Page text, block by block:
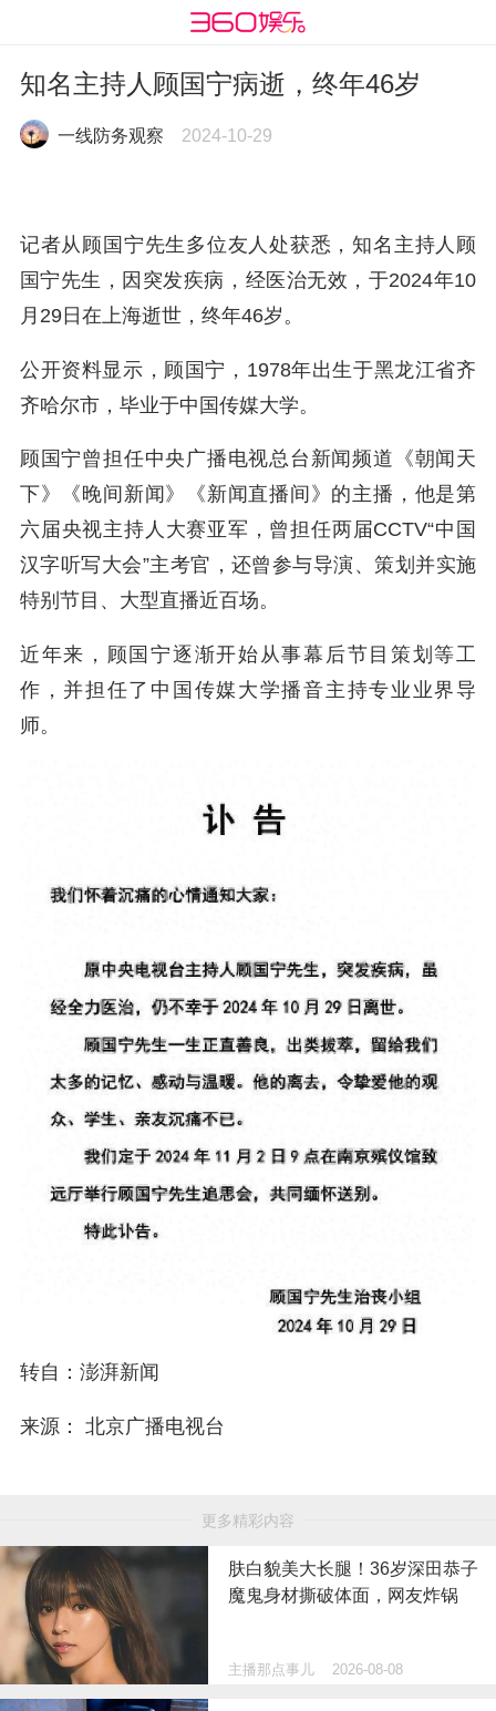
知名主持人顾国宁病逝，终年46岁
一线防务观察 2024-10-29
记者从顾国宁先生多位友人处获悉，知名主持人顾
国宁先生，因突发疾病，经医治无效，于2024年10
月29日在上海逝世，终年46岁。
公开资料显示，顾国宁，1978年出生于黑龙江省齐
齐哈尔市，毕业于中国传媒大学。
顾国宁曾担任中央广播电视总台新闻频道《朝闻天
下》《晚间新闻》《新闻直播间》的主播，他是第
六届央视主持人大赛亚军，曾担任两届CCTV“中国
汉字听写大会”主考官，还曾参与导演、策划并实施
特别节目、大型直播近百场。
近年来，顾国宁逐渐开始从事幕后节目策划等工
作，并担任了中国传媒大学播音主持专业业界导
师。
转自：澎湃新闻
来源： 北京广播电视台
更多精彩内容
肤白貌美大长腿！36岁深田恭子
魔鬼身材撕破体面，网友炸锅
主播那点事儿 2026-08-08